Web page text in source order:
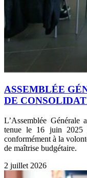
ASSEMBLÉE
DE
L’Assemblée Générale
tenue le 16 juin 2025
conformément à la
de maîtrise budgétaire.
2 juillet 2026